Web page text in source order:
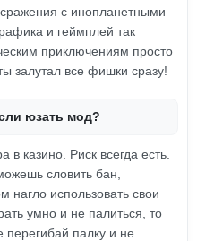
с инопланетными
и геймплей так
приключениям просто
залутал все фишки сразу!
юзать мод?
казино. Риск всегда есть.
словить бан,
нагло использовать свои
умно и не палиться, то
палку и не